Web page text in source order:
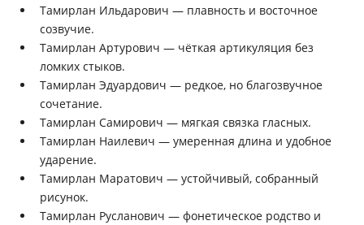
Тамирлан Ильдарович — плавность и восточное
созвучие.
Тамирлан Артурович — чёткая артикуляция без
ломких стыков.
Тамирлан Эдуардович — редкое, но благозвучное
сочетание.
Тамирлан Самирович — мягкая связка гласных.
Тамирлан Наилевич — умеренная длина и удобное
ударение.
Тамирлан Маратович — устойчивый, собранный
рисунок.
Тамирлан Русланович — фонетическое родство и